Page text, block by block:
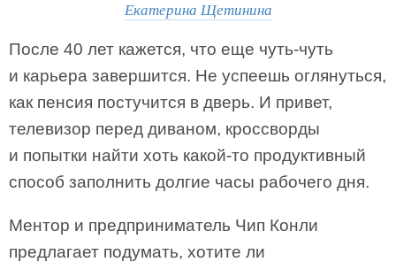
Екатерина Щетинина
После 40 лет кажется, что еще чуть-чуть
и карьера завершится. Не успеешь оглянуться,
как пенсия постучится в дверь. И привет,
телевизор перед диваном, кроссворды
и попытки найти хоть какой-то продуктивный
способ заполнить долгие часы рабочего дня.
Ментор и предприниматель Чип Конли
предлагает подумать, хотите ли